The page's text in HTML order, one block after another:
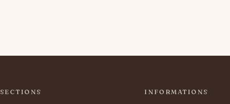
SECTIONS INFORMATIONS